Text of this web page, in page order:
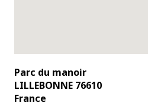
Parc du manoir
LILLEBONNE 76610
France